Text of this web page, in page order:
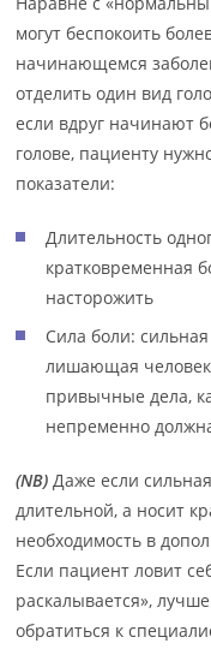
могут беспокоить
начинающемся
отделить один вид
если вдруг начинают
голове, пациенту
показатели:
Длительность
кратковременная
насторожить
Сила боли:
лишающая
привычные дела,
непременно
(NB) Даже если
длительной, а носит
необходимость в
Если пациент ловит
раскалывается»,
обратиться к